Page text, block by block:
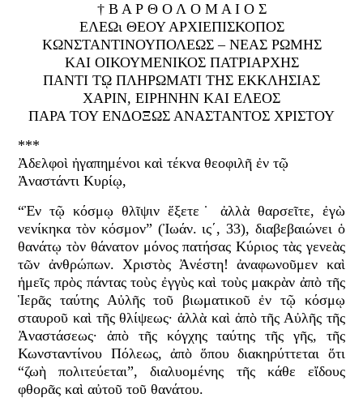
† Β Α Ρ Θ Ο Λ Ο Μ Α Ι Ο Σ
ΕΛΕΩι ΘΕΟΥ ΑΡΧΙΕΠΙΣΚΟΠΟΣ
ΚΩΝΣΤΑΝΤΙΝΟΥΠΟΛΕΩΣ – ΝΕΑΣ ΡΩΜΗΣ
ΚΑΙ ΟΙΚΟΥΜΕΝΙΚΟΣ ΠΑΤΡΙΑΡΧΗΣ
ΠΑΝΤΙ Τῼ ΠΛΗΡΩΜΑΤΙ ΤΗΣ ΕΚΚΛΗΣΙΑΣ
ΧΑΡΙΝ, ΕΙΡΗΝΗΝ ΚΑΙ EΛΕΟΣ
ΠΑΡΑ ΤΟΥ ΕΝΔΟΞΩΣ ΑΝΑΣΤΑΝΤΟΣ ΧΡΙΣΤΟΥ
***
Ἀδελφοὶ ἠγαπημένοι καὶ τέκνα θεοφιλῆ ἐν τῷ
Ἀναστάντι Κυρίῳ,
“Ἐν τῷ κόσμῳ θλῖψιν ἕξετε˙ ἀλλὰ θαρσεῖτε, ἐγὼ
νενίκηκα τὸν κόσμον” (Ἰωάν. ις΄, 33), διαβεβαιώνει ὁ
θανάτῳ τὸν θάνατον μόνος πατήσας Κύριος τὰς γενεὰς
τῶν ἀνθρώπων. Χριστὸς Ἀνέστη! ἀναφωνοῦμεν καὶ
ἡμεῖς πρὸς πάντας τοὺς ἐγγὺς καὶ τοὺς μακρὰν ἀπὸ τῆς
Ἱερᾶς ταύτης Αὐλῆς τοῦ βιωματικοῦ ἐν τῷ κόσμῳ
σταυροῦ καὶ τῆς θλίψεως∙ ἀλλὰ καὶ ἀπὸ τῆς Αὐλῆς τῆς
Ἀναστάσεως∙ ἀπὸ τῆς κόγχης ταύτης τῆς γῆς, τῆς
Κωνσταντίνου Πόλεως, ἀπὸ ὅπου διακηρύττεται ὅτι
“ζωὴ πολιτεύεται”, διαλυομένης τῆς κάθε εἴδους
φθορᾶς καὶ αὐτοῦ τοῦ θανάτου.